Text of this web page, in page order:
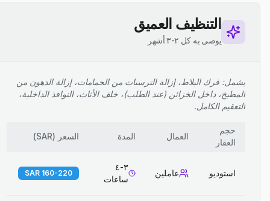
التنظيف العميق
يوصى به كل ٢-٣ أشهر
يشمل: فرك البلاط، إزالة الترسبات من الحمامات، إزالة الدهون من
المطبخ، داخل الخزائن (عند الطلب)، خلف الأثاث، النوافذ الداخلية،
التعقيم الكامل.
حجم
العقار
العمال المدة السعر (
SAR
)
استوديو عاملين
٣-٤
ساعات
160-220 SAR